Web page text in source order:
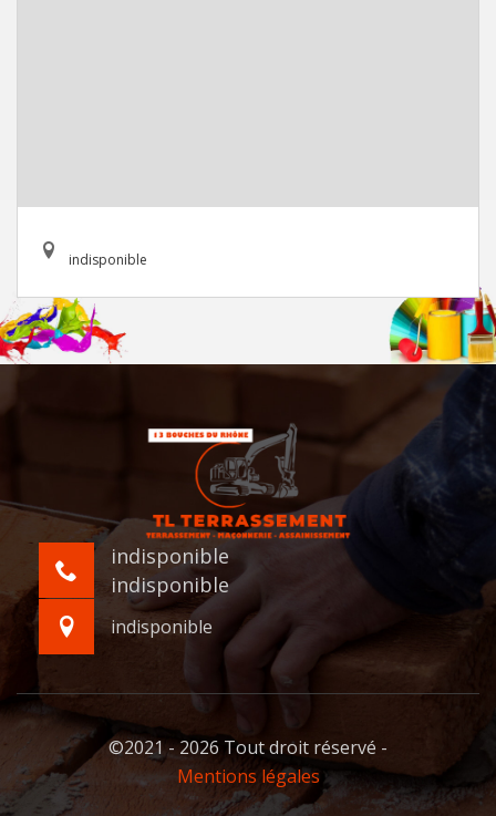
indisponible
indisponible
indisponible
indisponible
©2021 - 2026 Tout droit réservé -
Mentions légales